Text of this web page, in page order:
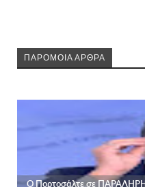
ΠΑΡΟΜΟΙΑ ΑΡΘΡΑ